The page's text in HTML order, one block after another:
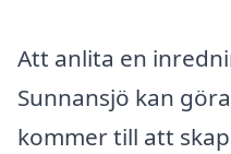
Att anlita en
Sunnansjö kan
kommer till att